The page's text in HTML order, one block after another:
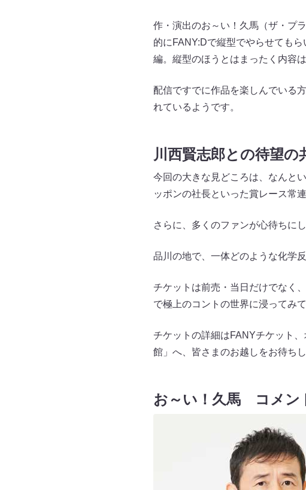
作・演出のお～い！久馬（ザ・プ
的にFANY:Dで縦型でやらせても
編。縦型のほうとはまったく内容
配信ですでに作品を楽しんでいる
れているようです。
川西賢志郎との待望
今回の大きな見どころは、なんと
ッポンの社長といった賞レース常
さらに、多くのファンが心待ちに
品川の地で、一体どのような化学
チケットは前売・当日だけでなく
で極上のコントの世界に浸ってみ
チケットの詳細はFANYチケット
館」へ、皆さまのお越しをお待ち
お～い！久馬 コメン